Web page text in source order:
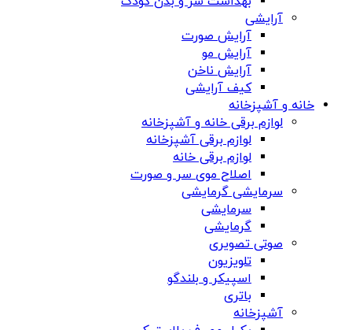
آرایشی
آرایش صورت
آرایش مو
آرایش ناخن
کیف آرایشی
خانه و آشپزخانه
لوازم برقی خانه و آشپزخانه
لوازم برقی آشپزخانه
لوازم برقی خانه
اصلاح موی سر و صورت
سرمایشی گرمایشی
سرمایشی
گرمایشی
صوتی تصویری
تلویزیون
اسپیکر و بلندگو
باتری
آشپزخانه